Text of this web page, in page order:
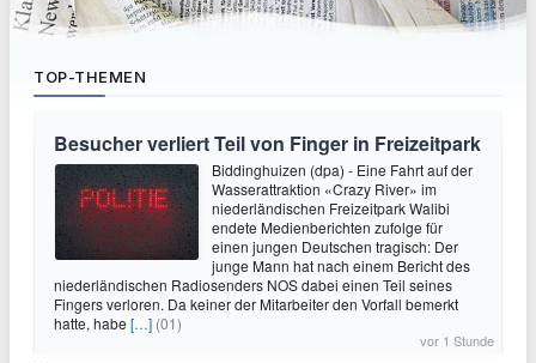
TOP-THEMEN
Besucher verliert Teil von Finger in Freizeitpark
Biddinghuizen (dpa) - Eine Fahrt auf der
Wasserattraktion «Crazy River» im
niederländischen Freizeitpark Walibi
endete Medienberichten zufolge für
einen jungen Deutschen tragisch: Der
junge Mann hat nach einem Bericht des
niederländischen Radiosenders NOS dabei einen Teil seines
Fingers verloren. Da keiner der Mitarbeiter den Vorfall bemerkt
hatte, habe […] (01)
vor 1 Stunde